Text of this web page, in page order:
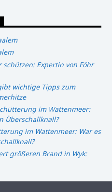
schützen: Expertin von Föhr
wichtige Tipps zum
im Wattenmeer:
Überschallknall?
im Wattenmeer: War es
größeren Brand in Wyk: